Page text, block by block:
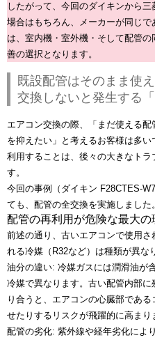
したがって、今回のダイキンから
場合はもちろん、メーカーが同じ
は、室内機・室外機・そして配管
善の選択となります。
既設配管はそのまま使え
交換しないと発生する「
エアコン交換の際、「まだ使える
を抑えたい」と考えるお客様は多
利用することは、後々の大きなト
す。
今回の事例（ダイキン F28CTES-
ても、 配管の全交換を実施しました。
配管の再利用が危険な最大
前述の通り、古いエアコンで使用
れる冷媒（R32など）は種類が異な
油分の違い: 冷媒ガスには潤滑油が
冷媒で異なります。古い配管内部
り合うと、エアコンの心臓部であ
せたりするリスクが飛躍的に高まり
配管の劣化: 紫外線や経年劣化によ